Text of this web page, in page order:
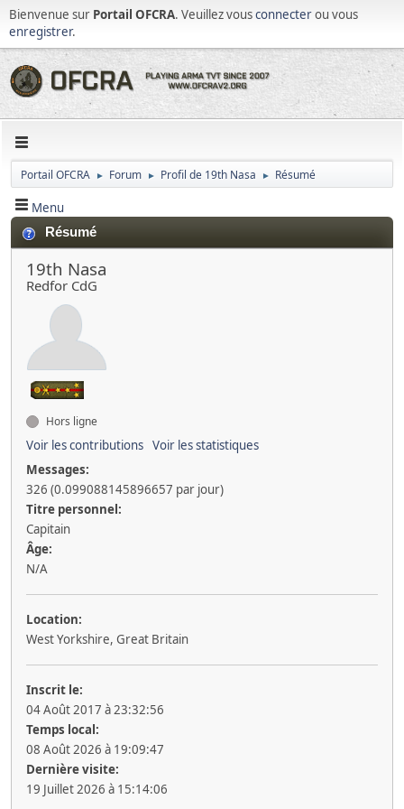
Bienvenue sur Portail OFCRA. Veuillez vousconnecterou vous
enregistrer.
Portail OFCRA ► Forum ► Profil de 19th Nasa ► Résumé
Menu
Résumé
19th Nasa
Redfor CdG
Hors ligne
Voir les contributions Voir les statistiques
Messages:
326 (0.099088145896657 par jour)
Titre personnel:
Capitain
Âge:
N/A
Location:
West Yorkshire, Great Britain
Inscrit le:
04 Août 2017 à 23:32:56
Temps local:
08 Août 2026 à 19:09:47
Dernière visite:
19 Juillet 2026 à 15:14:06